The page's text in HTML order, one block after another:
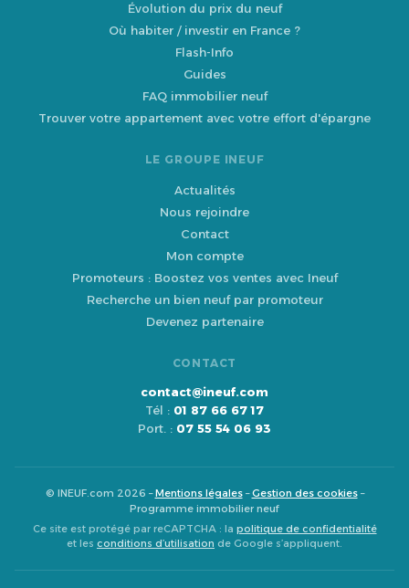
Évolution du prix du neuf
Où habiter / investir en France ?
Flash-Info
Guides
FAQ immobilier neuf
Trouver votre appartement avec votre effort d'épargne
LE GROUPE INEUF
Actualités
Nous rejoindre
Contact
Mon compte
Promoteurs : Boostez vos ventes avec Ineuf
Recherche un bien neuf par promoteur
Devenez partenaire
CONTACT
contact@ineuf.com
Tél : 01 87 66 67 17
Port. : 07 55 54 06 93
© INEUF.com 2026 –Mentions légales–Gestion des cookies–
Programme immobilier neuf
Ce site est protégé par reCAPTCHA : la politique de confidentialité
et les conditions d’utilisation de Google s’appliquent.